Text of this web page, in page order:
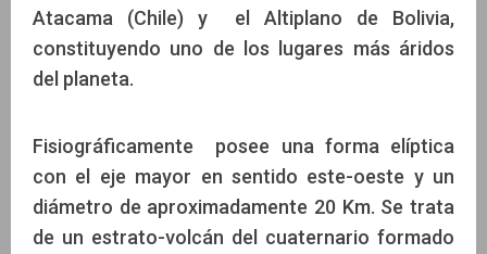
Atacama (Chile) y el Altiplano de Bolivia,
constituyendo uno de los lugares más áridos
del planeta.
Fisiográficamente posee una forma elíptica
con el eje mayor en sentido este-oeste y un
diámetro de aproximadamente 20 Km. Se trata
de un estrato-volcán del cuaternario formado